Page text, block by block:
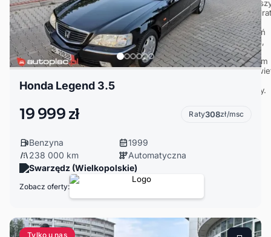
Honda Legend 3.5
19 999 zł Raty308zł/msc
Benzyna
1999
238 000 km
Automatyczna
Swarzędz (Wielkopolskie)
Zobacz oferty:
Tylko u nas